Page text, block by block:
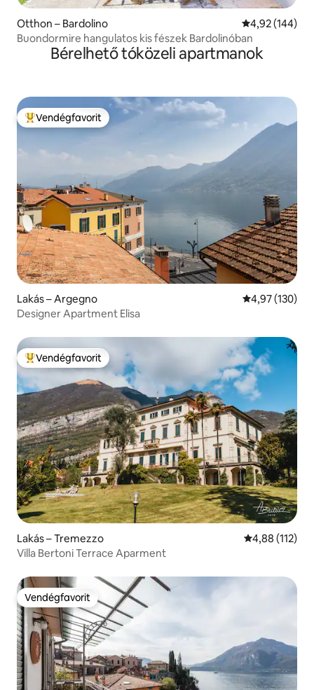
Otthon – Bardolino Átlagos
4,92 (144)
Buondormire hangulatos kis fészek Bardolinóban
Bérelhető tóközeli apartmanok
Kiemelt vendégfavorit
Vendégfavorit
Lakás – Argegno Átlagos
4,97 (130)
Designer Apartment Elisa
Kiemelt vendégfavorit
Vendégfavorit
Lakás – Tremezzo Átlagos
4,88 (112)
Villa Bertoni Terrace Aparment
Vendégfavorit
Vendégfavorit